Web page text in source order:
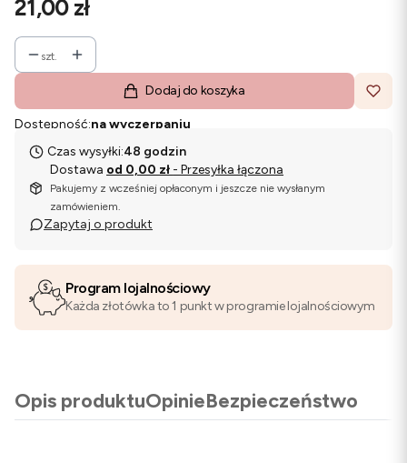
21,00 zł
szt.
Dodaj do koszyka
Dostępność:na wyczerpaniu
Czas wysyłki:48 godzin
Dostawa od 0,00 zł - Przesyłka łączona
Pakujemy z wcześniej opłaconym i jeszcze nie wysłanym
zamówieniem.
Zapytaj o produkt
Program lojalnościowy
Każda złotówka to 1 punkt w programie lojalnościowym
Opis produktuOpinieBezpieczeństwo